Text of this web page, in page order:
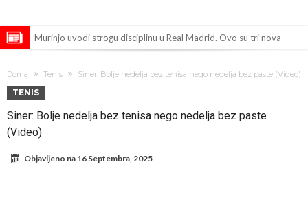
Murinjo uvodi strogu disciplinu u Real Madrid. Ovo su tri nova
Francuski sudac suočen s pritvorom zbog navoda o nasilju u
forme odmah ispao
Jake Paul započinje rušenje UFC-a
Mudrik se vratio na teren nakon više od 600 dana. Odmah ide na
Doma Tenis Siner: Bolje nedelja bez tenisa nego nedelja bez paste (Video)
TENIS
Siner: Bolje nedelja bez tenisa nego nedelja bez paste
(Video)
Objavljeno na 16 Septembra, 2025